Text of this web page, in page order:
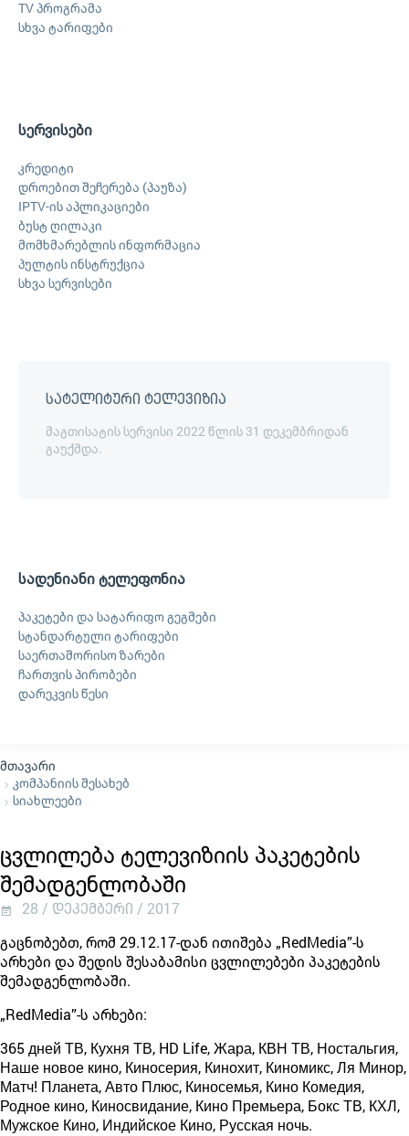
TV პროგრამა
სხვა ტარიფები
სერვისები
კრედიტი
დროებით შეჩერება (პაუზა)
IPTV-ის აპლიკაციები
ბუსტ ღილაკი
მომხმარებლის ინფორმაცია
პულტის ინსტრუქცია
სხვა სერვისები
სატელიტური ტელევიზია
მაგთისატის სერვისი 2022 წლის 31 დეკემბრიდან
გაუქმდა.
სადენიანი ტელეფონია
პაკეტები და სატარიფო გეგმები
სტანდარტული ტარიფები
საერთაშორისო ზარები
ჩართვის პირობები
დარეკვის წესი
მთავარი
კომპანიის შესახებ
სიახლეები
ცვლილება ტელევიზიის პაკეტების
შემადგენლობაში
28 / დეკემბერი / 2017
გაცნობებთ, რომ 29.12.17-დან ითიშება „RedMedia”-ს
არხები და შედის შესაბამისი ცვლილებები პაკეტების
შემადგენლობაში.
„RedMedia”-ს არხები:
365 дней ТВ, Кухня ТВ, HD Life, Жара, КВН ТВ, Ностальгия,
Наше новое кино, Киносерия, Кинохит, Киномикс, Ля Минор,
Матч! Планета, Авто Плюс, Киносемья, Кино Комедия,
Родное кино, Киносвидание, Кино Премьера, Бокс ТВ, КХЛ,
Мужское Кино, Индийское Кино, Русская ночь.